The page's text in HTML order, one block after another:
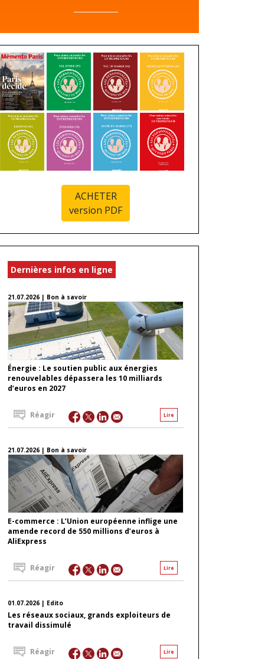
ACHETER
version PDF
Dernières infos en ligne
21.07.2026 | Bon à savoir
Énergie : Le soutien public aux énergies
renouvelables dépassera les 10 milliards
d’euros en 2027
Lire
Réagir
21.07.2026 | Bon à savoir
E-commerce : L’Union européenne inflige une
amende record de 550 millions d’euros à
AliExpress
Lire
Réagir
01.07.2026 | Edito
Les réseaux sociaux, grands exploiteurs de
travail dissimulé
Lire
Réagir